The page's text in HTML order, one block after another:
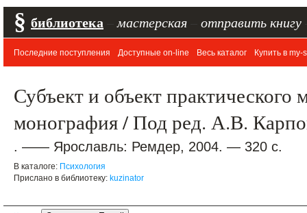
§ библиотека мастерская отправить книгу
Последние поступления Доступные on-line Весь каталог Купить в my-
Субъект и объект
монография / Под ред. А.В.
. —— Ярославль: Ремдер, 2004. — 320 с.
В каталоге: Психология
Прислано в библиотеку: kuzinator